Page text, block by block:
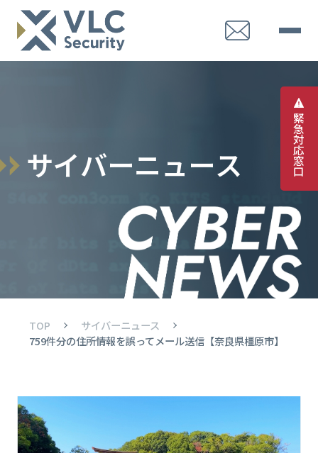
緊
急
対
応
窓
口
サイバーニュース
TOP
サイバーニュース
759件分の住所情報を誤ってメール送信【奈良県橿原市】